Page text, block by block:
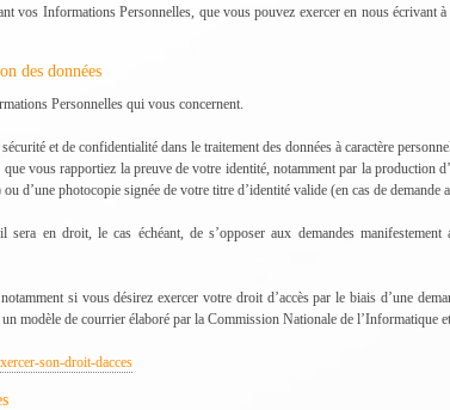
vos Informations Personnelles, que vous pouvez exercer en nous écrivant
des données
Personnelles qui vous concernent.
et de confidentialité dans le traitement des données à caractère
vous rapportiez la preuve de votre identité, notamment par la production
d’une photocopie signée de votre titre d’identité valide (en cas de demande
sera en droit, le cas échéant, de s’opposer aux demandes
si vous désirez exercer votre droit d’accès par le biais d’une
modèle de courrier élaboré par la Commission Nationale de l’Informatique
son-droit-dacces